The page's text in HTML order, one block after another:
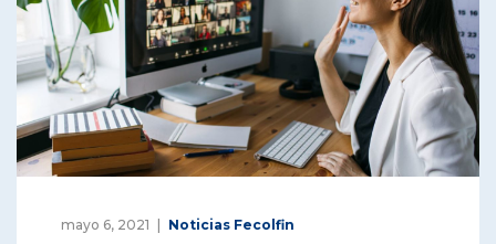
mayo 6, 2021 Noticias Fecolfin